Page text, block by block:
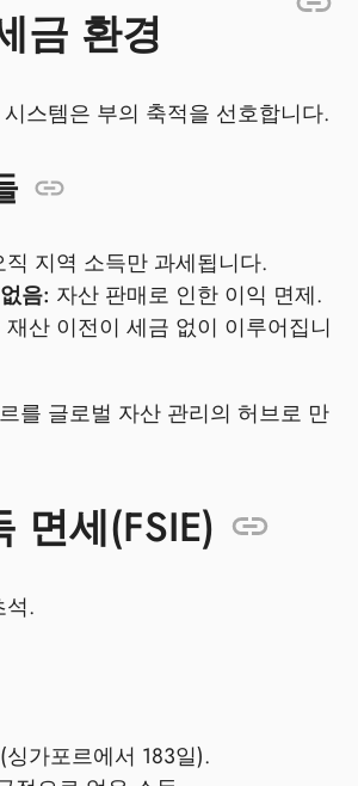
금 환경
스템은 부의 축적을 선호합니다.
직 지역 소득만 과세됩니다.
음: 자산 판매로 인한 이익 면제.
재산 이전이 세금 없이 이루어집니
를 글로벌 자산 관리의 허브로 만
면세(FSIE)
석.
가포르에서 183일).